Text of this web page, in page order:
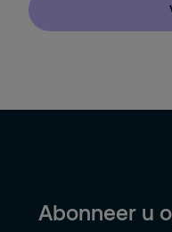
Directie / Eigenaar
HR
Abonneer u